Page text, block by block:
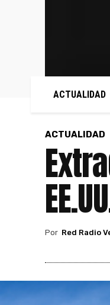
ACTUALIDAD
ACTUALIDAD
Por Red Radio